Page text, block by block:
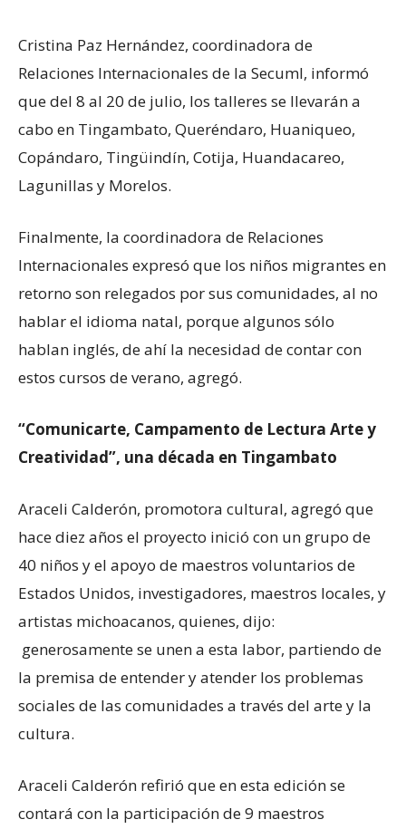
Cristina Paz Hernández, coordinadora de
Relaciones Internacionales de la Secuml, informó
que del 8 al 20 de julio, los talleres se llevarán a
cabo en Tingambato, Queréndaro, Huaniqueo,
Copándaro, Tingüindín, Cotija, Huandacareo,
Lagunillas y Morelos.
Finalmente, la coordinadora de Relaciones
Internacionales expresó que los niños migrantes en
retorno son relegados por sus comunidades, al no
hablar el idioma natal, porque algunos sólo
hablan inglés, de ahí la necesidad de contar con
estos cursos de verano, agregó.
“Comunicarte, Campamento de Lectura Arte y
Creatividad”, una década en Tingambato
Araceli Calderón, promotora cultural, agregó que
hace diez años el proyecto inició con un grupo de
40 niños y el apoyo de maestros voluntarios de
Estados Unidos, investigadores, maestros locales, y
artistas michoacanos, quienes, dijo:
generosamente se unen a esta labor, partiendo de
la premisa de entender y atender los problemas
sociales de las comunidades a través del arte y la
cultura.
Araceli Calderón refirió que en esta edición se
contará con la participación de 9 maestros